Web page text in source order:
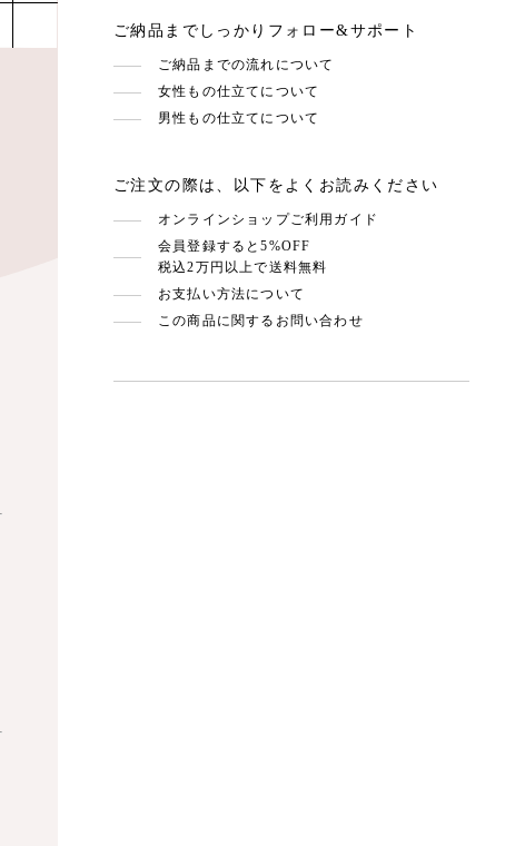
ご納品までしっかりフォロー&サポート
ご納品までの流れについて
女性もの仕立てについて
男性もの仕立てについて
ご注文の際は、以下をよくお読みください
オンラインショップご利用ガイド
会員登録すると5%OFF
税込2万円以上で送料無料
お支払い方法について
この商品に関するお問い合わせ